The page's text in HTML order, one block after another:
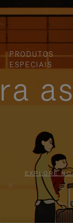
PRODUTOS
ESPECIAIS
EXPLORE